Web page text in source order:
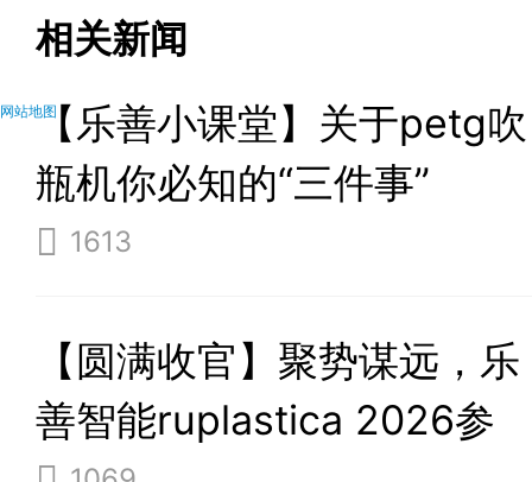
相关新闻
【乐善小课堂】关于petg吹
瓶机你必知的“三件事”
1613
【圆满收官】聚势谋远，乐
善智能ruplastica 2026参
网站地图